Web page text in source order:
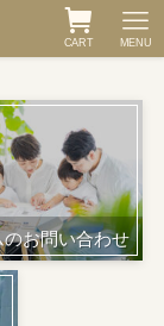
CART MENU
のお問い合わせ